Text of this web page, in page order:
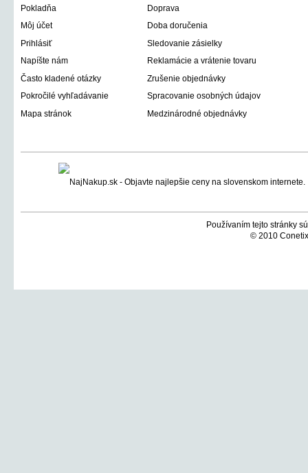
Pokladňa
Doprava
Môj účet
Doba doručenia
Prihlásiť
Sledovanie zásielky
Napíšte nám
Reklamácie a vrátenie tovaru
Často kladené otázky
Zrušenie objednávky
Pokročilé vyhľadávanie
Spracovanie osobných údajov
Mapa stránok
Medzinárodné objednávky
Používaním tejto stránky
© 2010